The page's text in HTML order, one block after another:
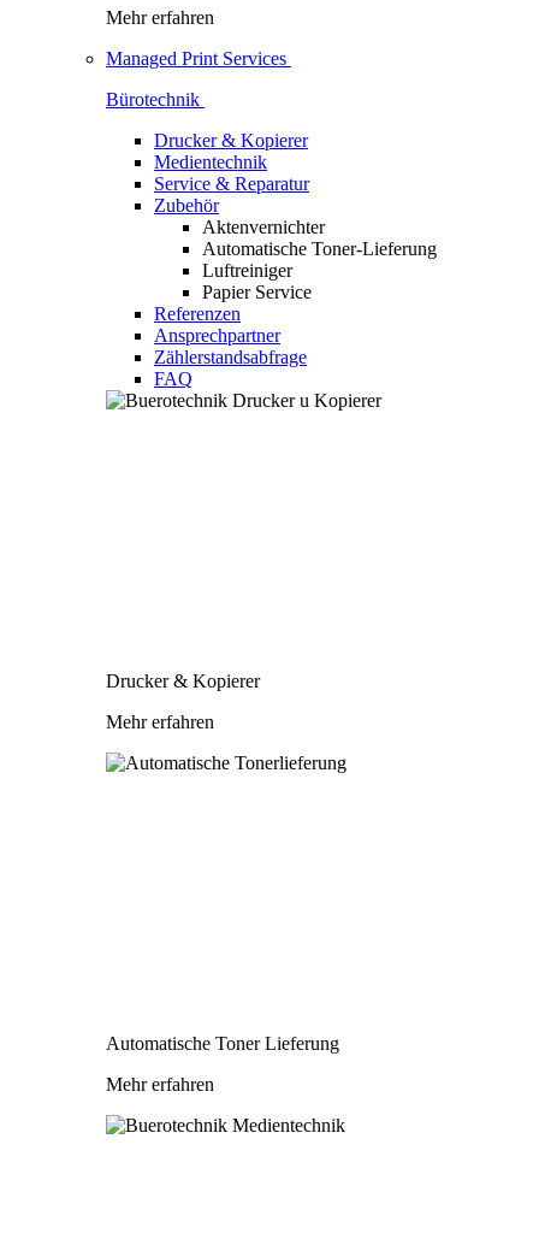
Mehr erfahren
Managed Print Services
Bürotechnik
Drucker & Kopierer
Medientechnik
Service & Reparatur
Zubehör
Aktenvernichter
Automatische Toner-Lieferung
Luftreiniger
Papier Service
Referenzen
Ansprechpartner
Zählerstandsabfrage
FAQ
Drucker & Kopierer
Mehr erfahren
Automatische Toner Lieferung
Mehr erfahren